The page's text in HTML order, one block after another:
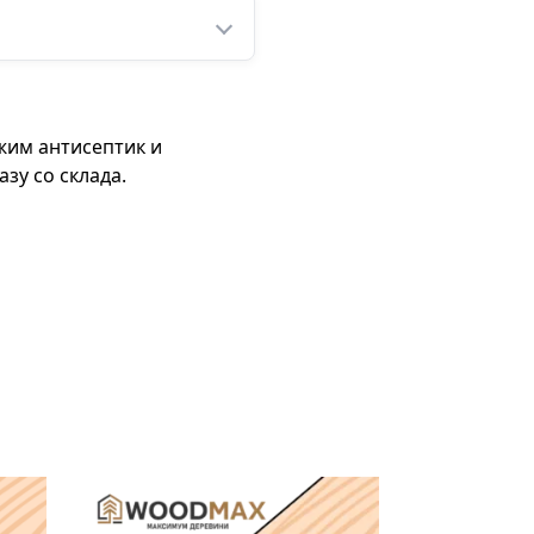
антисептик и
со склада.